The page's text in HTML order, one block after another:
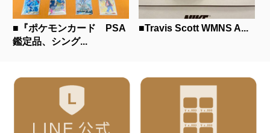
■『ポケモンカード PSA
鑑定品、シング...
■Travis Scott WMNS A...